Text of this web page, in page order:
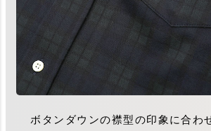
ボタンダウンの襟型の印象に合わ